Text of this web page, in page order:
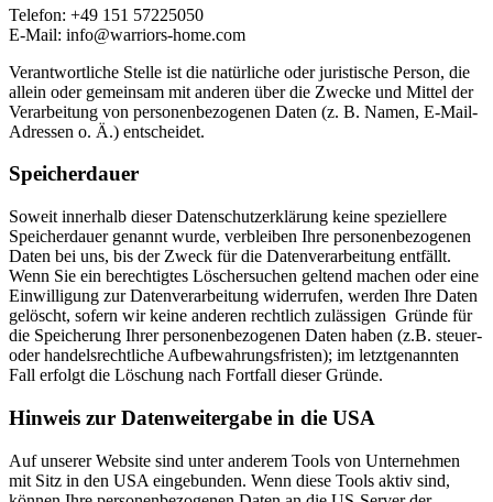
Telefon: +49 151 57225050
E-Mail: info@warriors-home.com
Verantwortliche Stelle ist die natürliche oder juristische Person, die
allein oder gemeinsam mit anderen über die Zwecke und Mittel der
Verarbeitung von personenbezogenen Daten (z. B. Namen, E-Mail-
Adressen o. Ä.) entscheidet.
Speicherdauer
Soweit innerhalb dieser Datenschutzerklärung keine speziellere
Speicherdauer genannt wurde, verbleiben Ihre personenbezogenen
Daten bei uns, bis der Zweck für die Datenverarbeitung entfällt.
Wenn Sie ein berechtigtes Löschersuchen geltend machen oder eine
Einwilligung zur Datenverarbeitung widerrufen, werden Ihre Daten
gelöscht, sofern wir keine anderen rechtlich zulässigen Gründe für
die Speicherung Ihrer personenbezogenen Daten haben (z.B. steuer-
oder handelsrechtliche Aufbewahrungsfristen); im letztgenannten
Fall erfolgt die Löschung nach Fortfall dieser Gründe.
Hinweis zur Datenweitergabe in die USA
Auf unserer Website sind unter anderem Tools von Unternehmen
mit Sitz in den USA eingebunden. Wenn diese Tools aktiv sind,